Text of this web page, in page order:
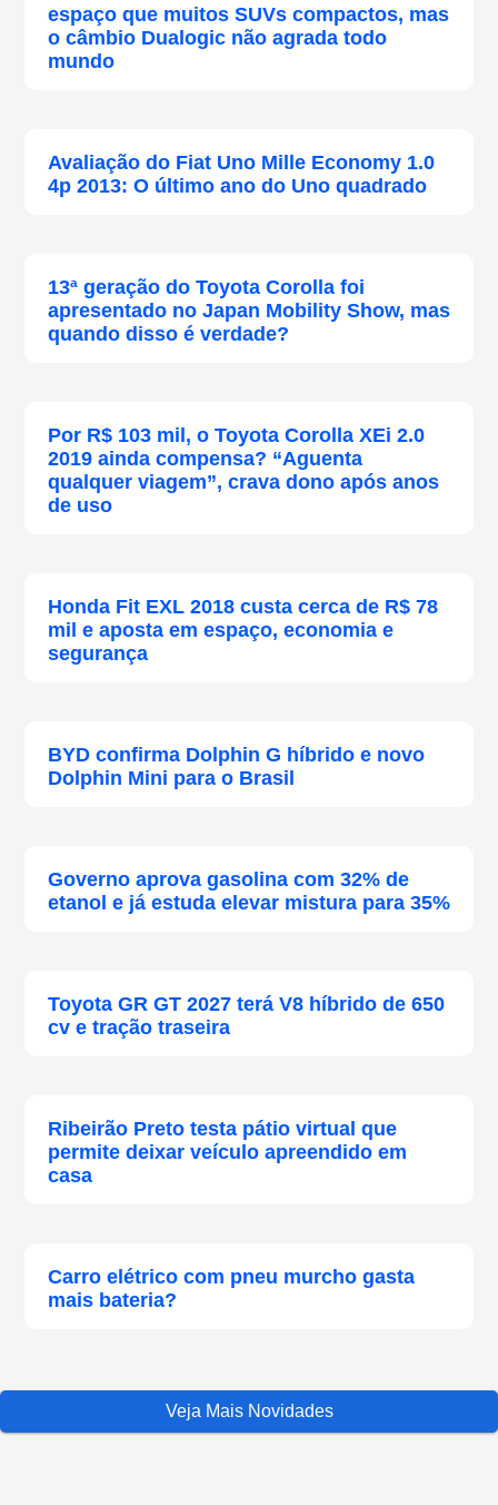
espaço que muitos SUVs compactos, mas
o câmbio Dualogic não agrada todo
mundo
Avaliação do Fiat Uno Mille Economy 1.0
4p 2013: O último ano do Uno quadrado
13ª geração do Toyota Corolla foi
apresentado no Japan Mobility Show, mas
quando disso é verdade?
Por R$ 103 mil, o Toyota Corolla XEi 2.0
2019 ainda compensa? “Aguenta
qualquer viagem”, crava dono após anos
de uso
Honda Fit EXL 2018 custa cerca de R$ 78
mil e aposta em espaço, economia e
segurança
BYD confirma Dolphin G híbrido e novo
Dolphin Mini para o Brasil
Governo aprova gasolina com 32% de
etanol e já estuda elevar mistura para 35%
Toyota GR GT 2027 terá V8 híbrido de 650
cv e tração traseira
Ribeirão Preto testa pátio virtual que
permite deixar veículo apreendido em
casa
Carro elétrico com pneu murcho gasta
mais bateria?
Veja Mais Novidades